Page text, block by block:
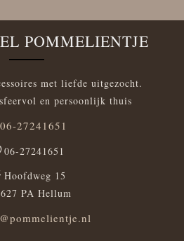
POMMELIENTJE
met liefde uitgezocht.
en persoonlijk thuis
06-27241651
06-27241651
Hoofdweg 15
PA Hellum